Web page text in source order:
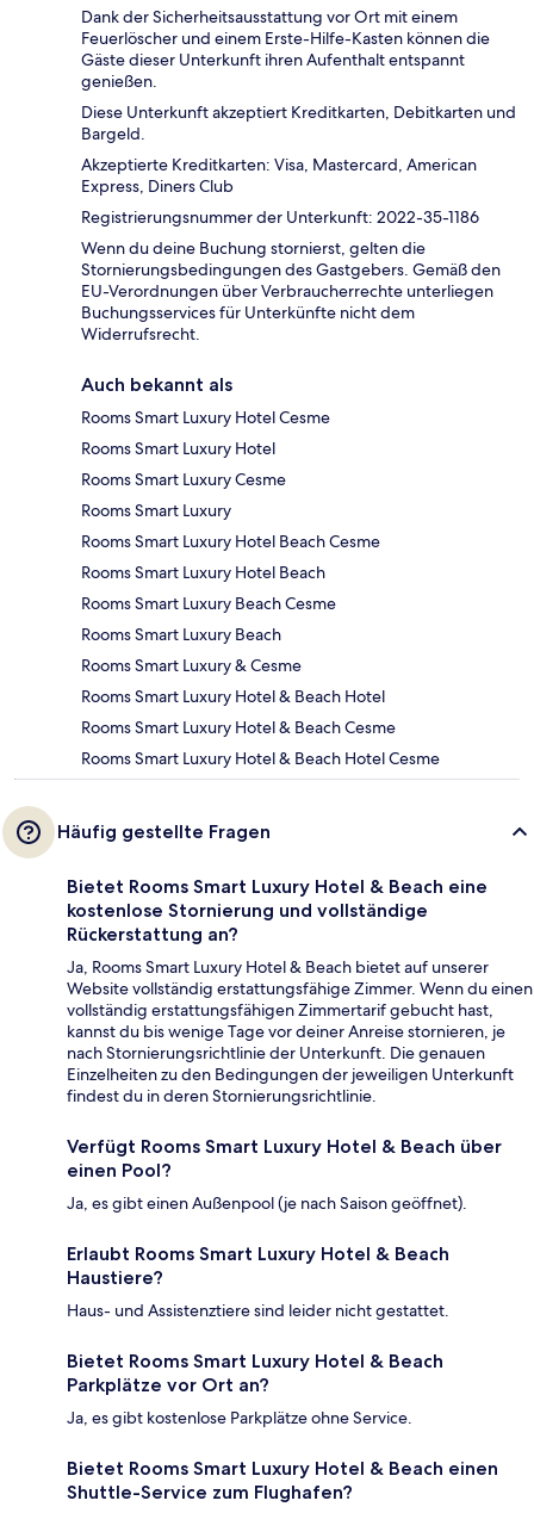
Dank der Sicherheitsausstattung vor Ort mit einem
Feuerlöscher und einem Erste-Hilfe-Kasten können die
Gäste dieser Unterkunft ihren Aufenthalt entspannt
genießen.
Diese Unterkunft akzeptiert Kreditkarten, Debitkarten und
Bargeld.
Akzeptierte Kreditkarten: Visa, Mastercard, American
Express, Diners Club
Registrierungsnummer der Unterkunft: 2022-35-1186
Wenn du deine Buchung stornierst, gelten die
Stornierungsbedingungen des Gastgebers. Gemäß den
EU-Verordnungen über Verbraucherrechte unterliegen
Buchungsservices für Unterkünfte nicht dem
Widerrufsrecht.
Auch bekannt als
Rooms Smart Luxury Hotel Cesme
Rooms Smart Luxury Hotel
Rooms Smart Luxury Cesme
Rooms Smart Luxury
Rooms Smart Luxury Hotel Beach Cesme
Rooms Smart Luxury Hotel Beach
Rooms Smart Luxury Beach Cesme
Rooms Smart Luxury Beach
Rooms Smart Luxury & Cesme
Rooms Smart Luxury Hotel & Beach Hotel
Rooms Smart Luxury Hotel & Beach Cesme
Rooms Smart Luxury Hotel & Beach Hotel Cesme
Häufig gestellte Fragen
Bietet Rooms Smart Luxury Hotel & Beach eine
kostenlose Stornierung und vollständige
Rückerstattung an?
Ja, Rooms Smart Luxury Hotel & Beach bietet auf unserer
Website vollständig erstattungsfähige Zimmer. Wenn du einen
vollständig erstattungsfähigen Zimmertarif gebucht hast,
kannst du bis wenige Tage vor deiner Anreise stornieren, je
nach Stornierungsrichtlinie der Unterkunft. Die genauen
Einzelheiten zu den Bedingungen der jeweiligen Unterkunft
findest du in deren Stornierungsrichtlinie.
Verfügt Rooms Smart Luxury Hotel & Beach über
einen Pool?
Ja, es gibt einen Außenpool (je nach Saison geöffnet).
Erlaubt Rooms Smart Luxury Hotel & Beach
Haustiere?
Haus- und Assistenztiere sind leider nicht gestattet.
Bietet Rooms Smart Luxury Hotel & Beach
Parkplätze vor Ort an?
Ja, es gibt kostenlose Parkplätze ohne Service.
Bietet Rooms Smart Luxury Hotel & Beach einen
Shuttle-Service zum Flughafen?